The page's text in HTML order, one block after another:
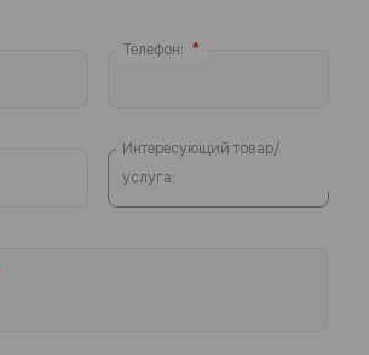
Телефон: *
Интересующий товар/
услуга: